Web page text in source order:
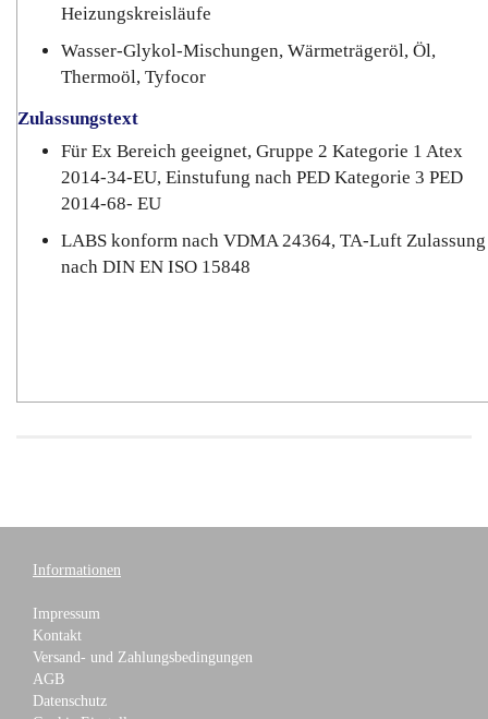
Heizungskreisläufe
Wasser-Glykol-Mischungen, Wärmeträgeröl, Öl,
Thermoöl, Tyfocor
Zulassungstext
Für Ex Bereich geeignet, Gruppe 2 Kategorie 1 Atex
2014-34-EU, Einstufung nach PED Kategorie 3 PED
2014-68- EU
LABS konform nach VDMA 24364, TA-Luft Zulassung
nach DIN EN ISO 15848
Informationen
Impressum
Kontakt
Versand- und Zahlungsbedingungen
AGB
Datenschutz